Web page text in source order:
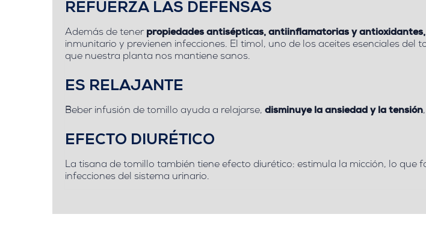
REFUERZA LAS DEFENSAS
Además de tenerpropiedades antisépticas, antiinflamatorias y antioxidantes,
inmunitario y previenen infecciones. El timol, uno de los aceites esenciales del
que nuestra planta nos mantiene sanos.
ES RELAJANTE
Beber infusión de tomillo ayuda a relajarse, disminuye la ansiedad y la tensión
EFECTO DIURÉTICO
La tisana de tomillo también tiene efecto diurético: estimula la micción, lo que
infecciones del sistema urinario.